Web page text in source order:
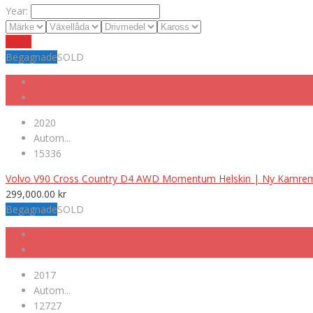
Year:
BegagnadeSOLD
2020
Autom...
15336
Volvo V90 Cross Country D4 AWD Momentum Helskin | Ny
299,000.00 kr
BegagnadeSOLD
2017
Autom...
12727